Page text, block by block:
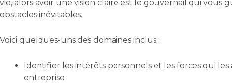
vie, alors avoir une vision claire est le gouvernail qui vous
obstacles inévitables.
Voici quelques-uns des domaines inclus :
Identifier les intérêts personnels et les forces qui
entreprise